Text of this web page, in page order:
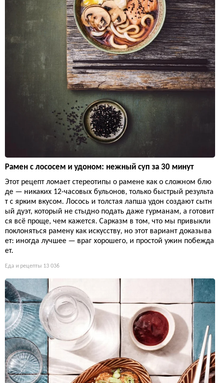
Рамен с лососем и удоном: нежный суп за 30 минут
Этот рецепт ломает стереотипы о рамене как о сложном блю
де — никаких 12-часовых бульонов, только быстрый результа
т с ярким вкусом. Лосось и толстая лапша удон создают сытн
ый дуэт, который не стыдно подать даже гурманам, а готовит
ся всё проще, чем кажется. Сарказм в том, что мы привыкли
поклоняться рамену как искусству, но этот вариант доказыва
ет: иногда лучшее — враг хорошего, и простой ужин побежда
ет.
Еда и рецепты 13 036